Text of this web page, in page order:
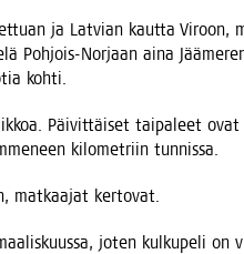
ja Lat­vian kaut­ta Viroon,
Poh­jois-Nor­jaan aina
kohti.
Päi­vit­täi­set tai­pa­leet
kilo­met­riin tunnissa.
mat­kaa­jat kertovat.
joten kul­ku­pe­li on